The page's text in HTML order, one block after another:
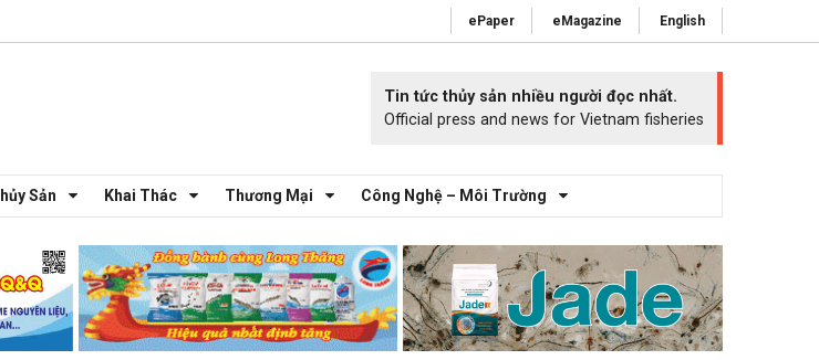
ePaper eMagazine English
Tin tức thủy sản nhiều người đọc nhất.
Official press and news for Vietnam fisheries
Sản Khai Thác Thương Mại Công Nghệ – Môi Trường